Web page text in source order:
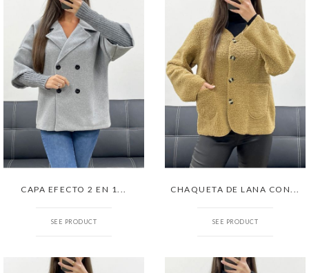
CAPA EFECTO 2 EN 1...
SEE PRODUCT
CHAQUETA DE LANA CON...
SEE PRODUCT